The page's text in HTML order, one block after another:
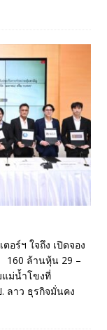
อร์ฯ ใจถึง เปิดจอง
ล้านหุ้น 29 –
แม่น้ำโขงที่
ลาว ธุรกิจมั่นคง